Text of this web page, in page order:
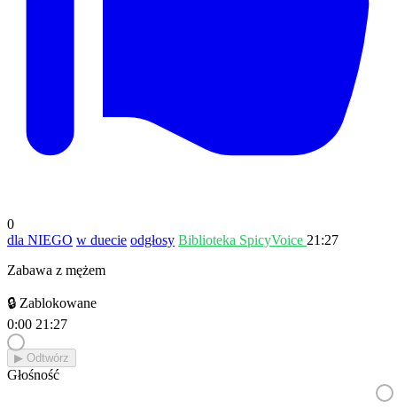
0
dla NIEGO w duecie odgłosy Biblioteka SpicyVoice 21:27
Zabawa z mężem
🔒 Zablokowane
0:00 21:27
▶︎ Odtwórz
Głośność